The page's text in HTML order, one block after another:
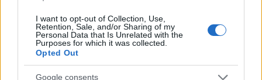
I want to opt-out of Collection, Use,
Retention, Sale, and/or Sharing of my
Personal Data that Is Unrelated with the
Purposes for which it was collected.
Opted Out
Google consents
és igen, tudom, hogy "szemben", nem "szembe",
gyerünk, írd ki magadból! :)